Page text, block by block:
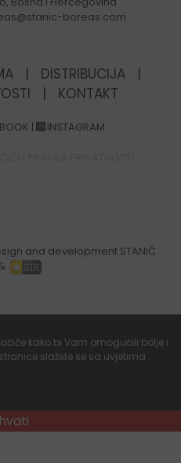
boreas.com
| DISTRIBUCIJA
|
| KONTAKT
| INSTAGRAM
and development STANIĆ
kako bi Vam omogućili bolje i
slažete se sa uvjetima